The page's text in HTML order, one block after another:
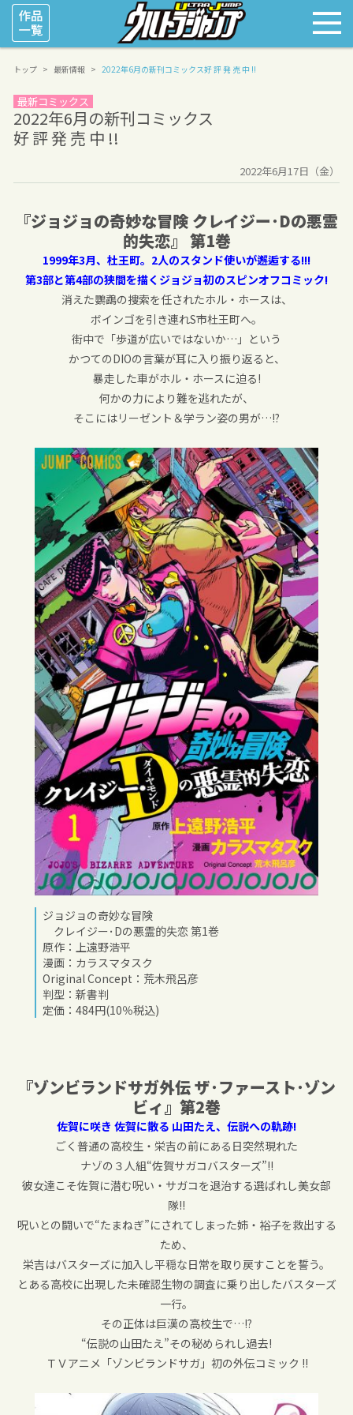
トップ 最新情報 2022年6月の新刊コミックス好 評 発 売 中 !!
最新コミックス
2022年6月の新刊コミックス
好 評 発 売 中 !!
2022年6月17日（金）
『ジョジョの奇妙な冒険 クレイジー･Dの悪霊
的失恋』 第1巻
1999年3月、杜王町。2人のスタンド使いが邂逅する!!!
第3部と第4部の狭間を描くジョジョ初のスピンオフコミック!
消えた鸚鵡の捜索を任されたホル・ホースは、
ボインゴを引き連れS市杜王町へ。
街中で「歩道が広いではないか…」という
かつてのDIOの言葉が耳に入り振り返ると、
暴走した車がホル・ホースに迫る!
何かの力により難を逃れたが、
そこにはリーゼント＆学ラン姿の男が…!?
ジョジョの奇妙な冒険
クレイジー･Dの悪霊的失恋 第1巻
原作：上遠野浩平
漫画：カラスマタスク
Original Concept：荒木飛呂彦
判型：新書判
定価：484円(10％税込)
『ゾンビランドサガ外伝ザ･ファースト･ゾン
ビィ』 第2巻
佐賀に咲き 佐賀に散る 山田たえ、伝説への軌跡!
ごく普通の高校生・栄吉の前にある日突然現れた
ナゾの３人組“佐賀サガコバスターズ”!!
彼女達こそ佐賀に潜む呪い・サガコを退治する選ばれし美女部
隊!!
呪いとの闘いで“たまねぎ”にされてしまった姉・裕子を救出する
ため、
栄吉はバスターズに加入し平穏な日常を取り戻すことを誓う。
とある高校に出現した未確認生物の調査に乗り出したバスターズ
一行。
その正体は巨漢の高校生で…!?
“伝説の山田たえ”その秘められし過去!
ＴＶアニメ「ゾンビランドサガ」初の外伝コミック !!